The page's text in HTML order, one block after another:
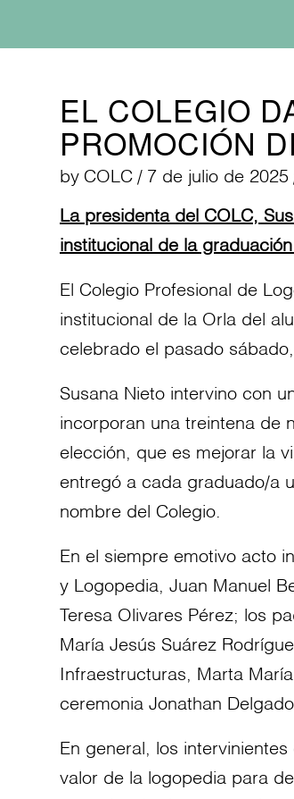
EL COLEGIO
PROMOCIÓN
by COLC / 7 de julio de 2025
La presidenta del COLC,
institucional de la
El Colegio Profesional de
institucional de la Orla del
celebrado el pasado
Susana Nieto intervino con
incorporan una treintena de
elección, que es mejorar la
entregó a cada graduado/a
nombre del Colegio.
En el siempre emotivo acto
y Logopedia, Juan Manuel
Teresa Olivares Pérez; los
María Jesús Suárez
Infraestructuras, Marta
ceremonia Jonathan
En general, los
valor de la logopedia para